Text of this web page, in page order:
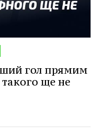
гол прямим
ще не